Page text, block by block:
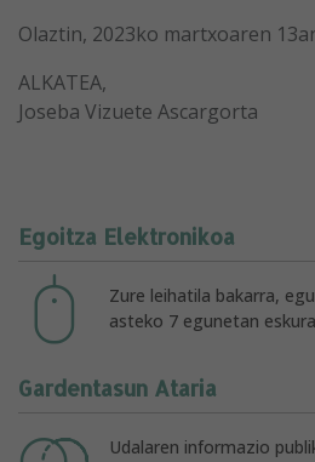
Olaztin, 2023ko martxoaren
ALKATEA,
Joseba Vizuete Ascargorta
Egoitza Elektronikoa
Zure leihatila bakarra,
asteko 7 egunetan
Gardentasun Ataria
Udalaren informazio